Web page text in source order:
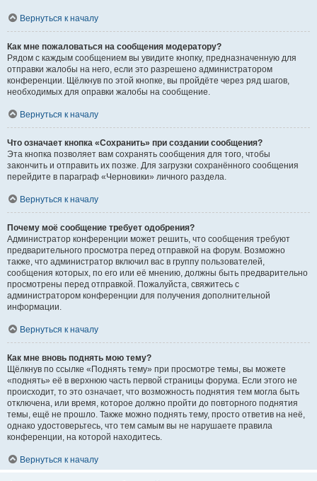
Вернуться к началу
Как мне пожаловаться на сообщения модератору?
Рядом с каждым сообщением вы увидите кнопку, предназначенную для
отправки жалобы на него, если это разрешено администратором
конференции. Щёлкнув по этой кнопке, вы пройдёте через ряд шагов,
необходимых для оправки жалобы на сообщение.
Вернуться к началу
Что означает кнопка «Сохранить» при создании сообщения?
Эта кнопка позволяет вам сохранять сообщения для того, чтобы
закончить и отправить их позже. Для загрузки сохранённого сообщения
перейдите в параграф «Черновики» личного раздела.
Вернуться к началу
Почему моё сообщение требует одобрения?
Администратор конференции может решить, что сообщения требуют
предварительного просмотра перед отправкой на форум. Возможно
также, что администратор включил вас в группу пользователей,
сообщения которых, по его или её мнению, должны быть предварительно
просмотрены перед отправкой. Пожалуйста, свяжитесь с
администратором конференции для получения дополнительной
информации.
Вернуться к началу
Как мне вновь поднять мою тему?
Щёлкнув по ссылке «Поднять тему» при просмотре темы, вы можете
«поднять» её в верхнюю часть первой страницы форума. Если этого не
происходит, то это означает, что возможность поднятия тем могла быть
отключена, или время, которое должно пройти до повторного поднятия
темы, ещё не прошло. Также можно поднять тему, просто ответив на неё,
однако удостоверьтесь, что тем самым вы не нарушаете правила
конференции, на которой находитесь.
Вернуться к началу